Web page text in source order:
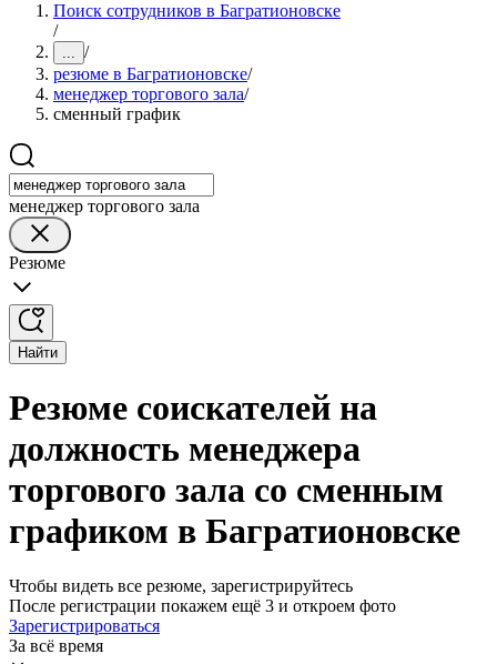
Поиск сотрудников в Багратионовске
/
... /
резюме в Багратионовске/
менеджер торгового зала/
сменный график
менеджер торгового зала
Резюме
Найти
Резюме соискателей на
должность менеджера
торгового зала со сменным
графиком в Багратионовске
Чтобы видеть все резюме, зарегистрируйтесь
После регистрации покажем ещё 3 и откроем фото
Зарегистрироваться
За всё время